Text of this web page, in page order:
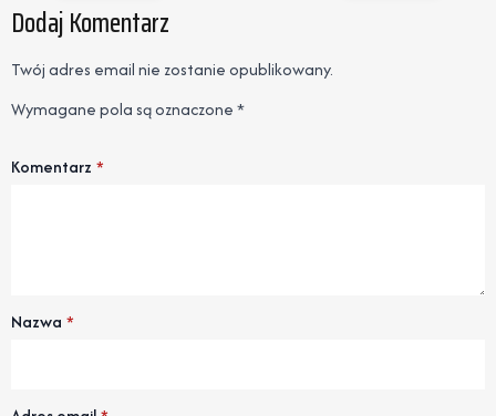
Dodaj Komentarz
Twój adres email nie zostanie opublikowany.
Wymagane pola są oznaczone*
Komentarz *
Nazwa *